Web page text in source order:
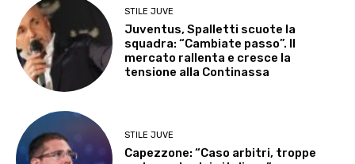
STILE JUVE
Juventus, Spalletti scuote la
squadra: “Cambiate passo”. Il
mercato rallenta e cresce la
tensione alla Continassa
STILE JUVE
Capezzone: “Caso arbitri, troppe